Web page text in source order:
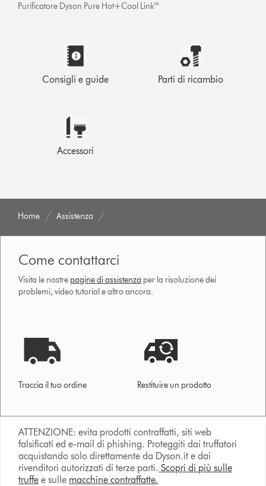
Purificatore Dyson Pure Hot+Cool Link™
Consigli e guide Parti di ricambio
Accessori
Home Assistenza
Come contattarci
Visita le nostre pagine di assistenza per la risoluzione dei
problemi, video tutorial e altro ancora.
Traccia il tuo ordine Restituire un prodotto
ATTENZIONE: evita prodotti contraffatti, siti web
falsificati ed e-mail di phishing. Proteggiti dai truffatori
acquistando solo direttamente da Dyson.it e dai
rivenditori autorizzati di terze parti. Scopri di più sulle
truffe e sulle macchine contraffatte.